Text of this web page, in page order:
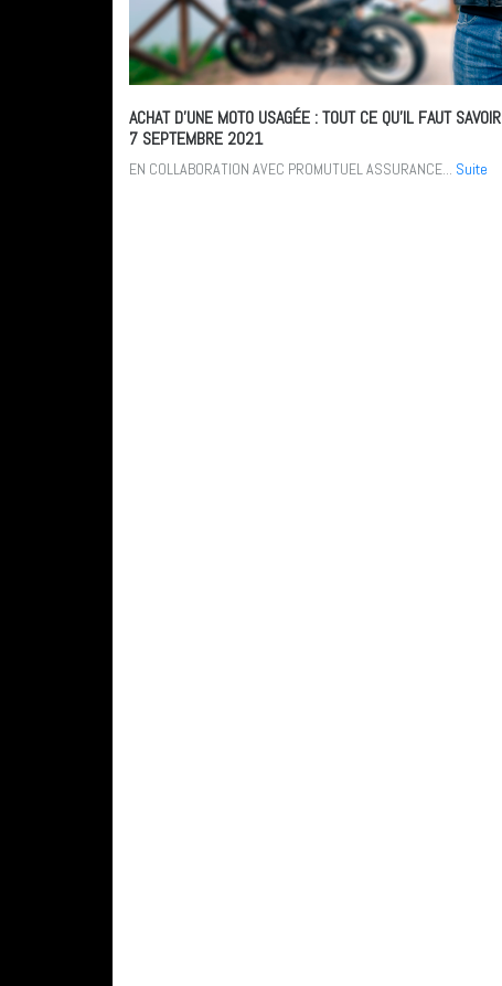
ACHAT D’UNE MOTO USAGÉE : TOUT CE QU’IL FAUT SAVOIR
7 SEPTEMBRE 2021
EN COLLABORATION AVEC PROMUTUEL ASSURANCE... Suite